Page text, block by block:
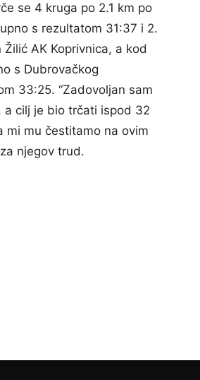
se 4 kruga po 2.1 km po
s rezultatom 31:37 i 2.
AK Koprivnica, a kod
s Dubrovačkog
33:25. “Zadovoljan sam
cilj je bio trčati ispod 32
mi mu čestitamo na ovim
njegov trud.